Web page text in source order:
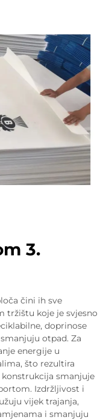
3.
čini ih sve
tržištu koje je svjesno
doprinose
otpad. Za
energije u
što rezultira
smanjuje
Izdržljivost i
vijek trajanja,
i smanjuju